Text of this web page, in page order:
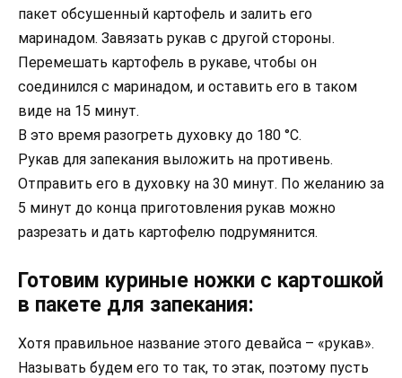
пакет обсушенный картофель и залить его
маринадом. Завязать рукав с другой стороны.
Перемешать картофель в рукаве, чтобы он
соединился с маринадом, и оставить его в таком
виде на 15 минут.
В это время разогреть духовку до 180 °С.
Рукав для запекания выложить на противень.
Отправить его в духовку на 30 минут. По желанию за
5 минут до конца приготовления рукав можно
разрезать и дать картофелю подрумянится.
Готовим куриные ножки с картошкой
в пакете для запекания:
Хотя правильное название этого девайса – «рукав».
Называть будем его то так, то этак, поэтому пусть